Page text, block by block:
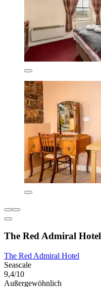
The Red Admiral Hotel
The Red Admiral Hotel
Seascale
9,4/10
Außergewöhnlich